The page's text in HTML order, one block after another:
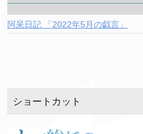
阿呆日記 「2022年5月の戯言」
ショートカット